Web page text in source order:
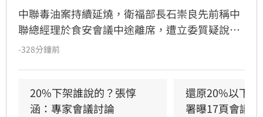
中聯毒油案持續延燒，衛福部長石崇良先前稱中
聯總經理於食安會議中途離席，遭立委質疑說謊
並要求下台。衛福部今日正式澄清，石部長當日
誤導大眾。衛福部強調，該份紀錄已完整公開於
食藥署中聯油品專區，未來將以更謹慎態度回應
-328分鐘前
20%下架誰說的？張惇
涵：專家會議討論
還原20%以下
署曝17頁會議